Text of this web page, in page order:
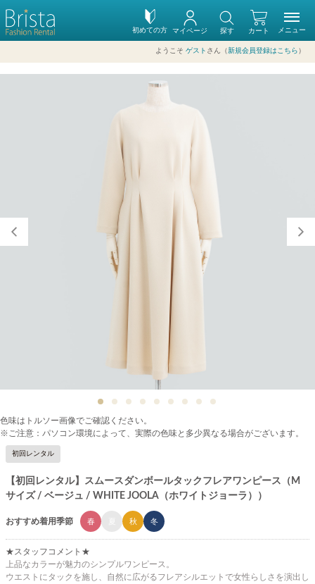
初めての方 カート
マイページ 探す
ようこそ ゲスト さん（新規会員登録はこちら ）
メニュー
色味はトルソー画像でご確認ください。
※ご注意：パソコン環境によって、実際の色味と多少異なる場合がございます。
初回レンタル
【初回レンタル】スムースダンボールタックフレアワンピース（M
サイズ / ベージュ / WHITE JOOLA（ホワイトジョーラ））
おすすめ着用季節 春 秋 冬
★スタッフコメント★
上品なカラーが魅力のシンプルワンピース。
ウエストにタックを施し、自然に広がるフレアシルエットで女性らしさを演出し